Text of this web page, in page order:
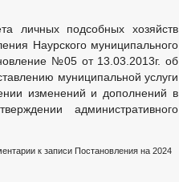
личных подсобных хозяйств
Наурского муниципального
№05 от 13.03.2013г. об
муниципальной услуги
изменений и дополнений в
административного
к записи Постановления на 2024